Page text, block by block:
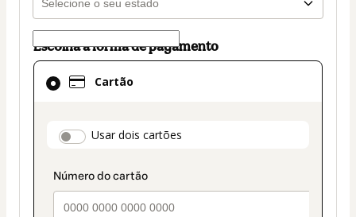
Escolha a forma de pagamento
Cartão
payment_data.section_title_v2
Usar dois cartões
Cartão
selecionado